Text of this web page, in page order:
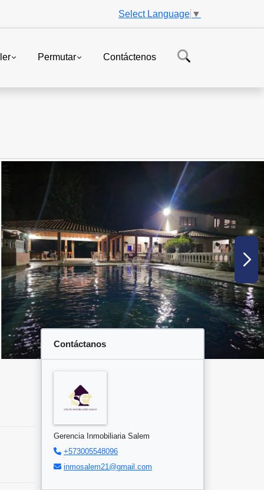
Select Language ▼
Permutar Contáctenos
Contáctanos
Gerencia Inmobiliaria Salem
+573005548096
inmosalem21@gmail.com